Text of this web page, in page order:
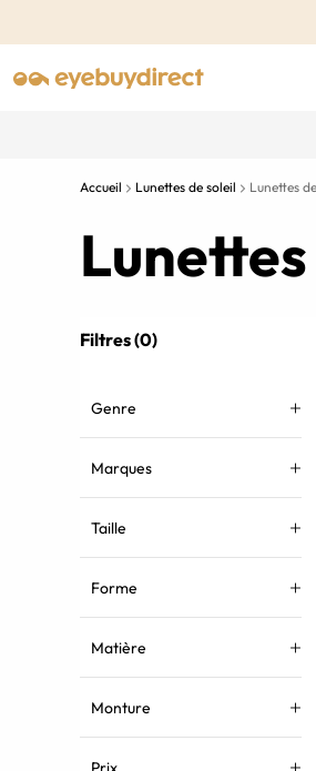
Accueil Lunettes de soleil Lunettes
Filtres (0)
Genre
Marques
Taille
Forme
Matière
Monture